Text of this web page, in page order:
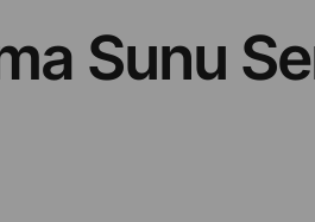
Sunu